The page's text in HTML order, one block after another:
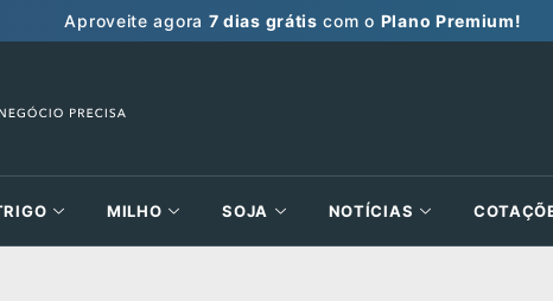
Aproveite agora 7 dias grátis com o Plano Premium!
MILHO SOJA NOTÍCIAS